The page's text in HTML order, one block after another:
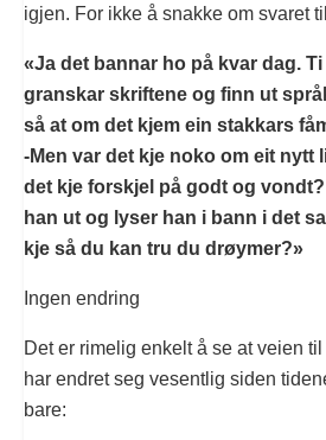
igjen. For ikke å snakke om svaret
«Ja det bannar ho på kvar dag.
granskar skriftene og finn ut
så at om det kjem ein stakkars
-Men var det kje noko om eit nytt
det kje forskjel på godt og
han ut og lyser han i bann i det
kje så du kan tru du drøymer?»
Ingen endring
Det er rimelig enkelt å se at veien
har endret seg vesentlig siden
bare: